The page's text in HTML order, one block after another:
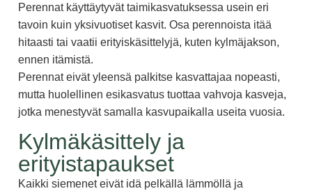
Perennat käyttäytyvät taimikasvatuksessa usein eri
tavoin kuin yksivuotiset kasvit. Osa perennoista itää
hitaasti tai vaatii erityiskäsittelyjä, kuten kylmäjakson,
ennen itämistä.
Perennat eivät yleensä palkitse kasvattajaa nopeasti,
mutta huolellinen esikasvatus tuottaa vahvoja kasveja,
jotka menestyvät samalla kasvupaikalla useita vuosia.
Kylmäkäsittely ja
erityistapaukset
Kaikki siemenet eivät idä pelkällä lämmöllä ja